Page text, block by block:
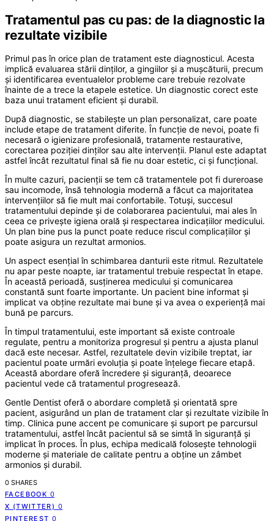
Tratamentul pas cu pas: de la diagnostic la
rezultate vizibile
Primul pas în orice plan de tratament este diagnosticul. Acesta
implică evaluarea stării dinților, a gingiilor și a mușcăturii, precum
și identificarea eventualelor probleme care trebuie rezolvate
înainte de a trece la etapele estetice. Un diagnostic corect este
baza unui tratament eficient și durabil.
După diagnostic, se stabilește un plan personalizat, care poate
include etape de tratament diferite. În funcție de nevoi, poate fi
necesară o igienizare profesională, tratamente restaurative,
corectarea poziției dinților sau alte intervenții. Planul este adaptat
astfel încât rezultatul final să fie nu doar estetic, ci și funcțional.
În multe cazuri, pacienții se tem că tratamentele pot fi dureroase
sau incomode, însă tehnologia modernă a făcut ca majoritatea
intervențiilor să fie mult mai confortabile. Totuși, succesul
tratamentului depinde și de colaborarea pacientului, mai ales în
ceea ce privește igiena orală și respectarea indicațiilor medicului.
Un plan bine pus la punct poate reduce riscul complicațiilor și
poate asigura un rezultat armonios.
Un aspect esențial în schimbarea danturii este ritmul. Rezultatele
nu apar peste noapte, iar tratamentul trebuie respectat în etape.
În această perioadă, susținerea medicului și comunicarea
constantă sunt foarte importante. Un pacient bine informat și
implicat va obține rezultate mai bune și va avea o experiență mai
bună pe parcurs.
În timpul tratamentului, este important să existe controale
regulate, pentru a monitoriza progresul și pentru a ajusta planul
dacă este necesar. Astfel, rezultatele devin vizibile treptat, iar
pacientul poate urmări evoluția și poate înțelege fiecare etapă.
Această abordare oferă încredere și siguranță, deoarece
pacientul vede că tratamentul progresează.
Gentle Dentist oferă o abordare completă și orientată spre
pacient, asigurând un plan de tratament clar și rezultate vizibile în
timp. Clinica pune accent pe comunicare și suport pe parcursul
tratamentului, astfel încât pacientul să se simtă în siguranță și
implicat în proces. În plus, echipa medicală folosește tehnologii
moderne și materiale de calitate pentru a obține un zâmbet
armonios și durabil.
0 SHARES
FACEBOOK 0
X (TWITTER) 0
PINTEREST 0